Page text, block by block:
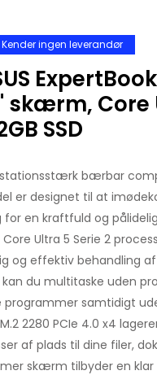
Kender ingen leverandør
skærm, Core
SSD
bærbar
er designet til at
for en kraftfuld og
Ultra 5 Serie 2
og effektiv behandling af
kan du multitaske uden
programmer samtidigt
M.2 2280 PCIe 4.0 x4
af plads til dine filer,
skærm tilbyder en klar